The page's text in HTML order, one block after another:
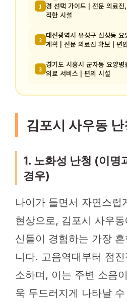
1 경 선택 가이드 | 전문 의료
적한 시설
2 대전광역시 유성구 신성동
계획 | 전문 의료진 확보 | 편
3 경기도 시흥시 군자동 요양
의료 서비스 | 편의 시설
김포시 사우동
1. 노화성 난청 (이명
경우)
나이가 들면서 자연스럽
현상으로, 김포시 사우
신들이 경험하는 가장
니다. 고음역대부터 점
소하며, 이는 주변 소음
욱 두드러지게 나타날